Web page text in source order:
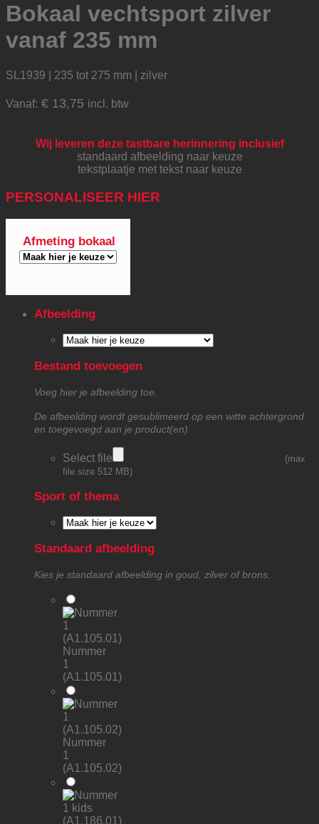
Bokaal vechtsport zilver
vanaf 235 mm
SL1939 | 235 tot 275 mm | zilver
Vanaf: € 13,75 incl. btw
Wij leveren deze tastbare herinnering inclusief
standaard afbeelding naar keuze
tekstplaatje met tekst naar keuze
PERSONALISEER HIER
Afmeting bokaal
Afbeelding
Bestand toevoegen
Voeg hier je afbeelding toe.
De afbeelding wordt gesublimeerd op een witte achtergrond
en toegevoegd aan je product(en).
Select file
(max
file size 512 MB)
Sport of thema
Standaard afbeelding
Kies je standaard afbeelding in goud, zilver of brons.
Nummer
1
(A1.105.01)
Nummer
1
(A1.105.02)